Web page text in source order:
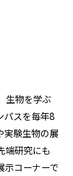
生物を学ぶ
パスを毎年8
実験生物の展
端研究にも
示コーナーで